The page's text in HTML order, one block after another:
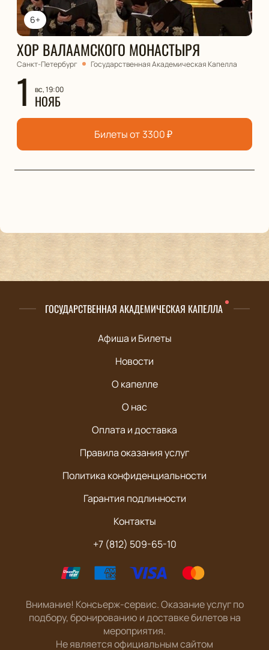
6+
ХОР ВАЛААМСКОГО МОНАСТЫРЯ
Санкт-Петербург Государственная Академическая Капелла
1 вс, 19:00
НОЯБ
Билеты от 3300₽
ГОСУДАРСТВЕННАЯ АКАДЕМИЧЕСКАЯ КАПЕЛЛА
Афиша и Билеты
Новости
О капелле
О нас
Оплата и доставка
Правила оказания услуг
Политика конфиденциальности
Гарантия подлинности
Контакты
+7 (812) 509-65-10
Внимание! Консьерж-сервис. Оказание услуг по
подбору, бронированию и доставке билетов на
мероприятия.
Не является официальным сайтом